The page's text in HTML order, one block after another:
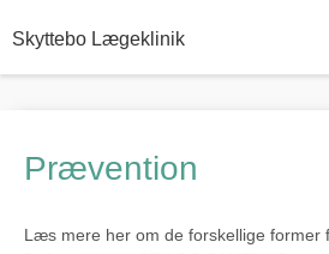
Skyttebo Lægeklinik
Prævention
Læs mere her om de forskellige